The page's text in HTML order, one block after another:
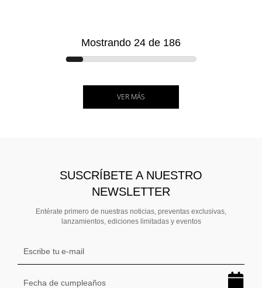
Mostrando 24 de 186
VER MÁS
SUSCRÍBETE A NUESTRO
NEWSLETTER
Entérate primero de nuestras noticias, preventas exclusivas,
lanzamientos, ediciones limitadas y eventos